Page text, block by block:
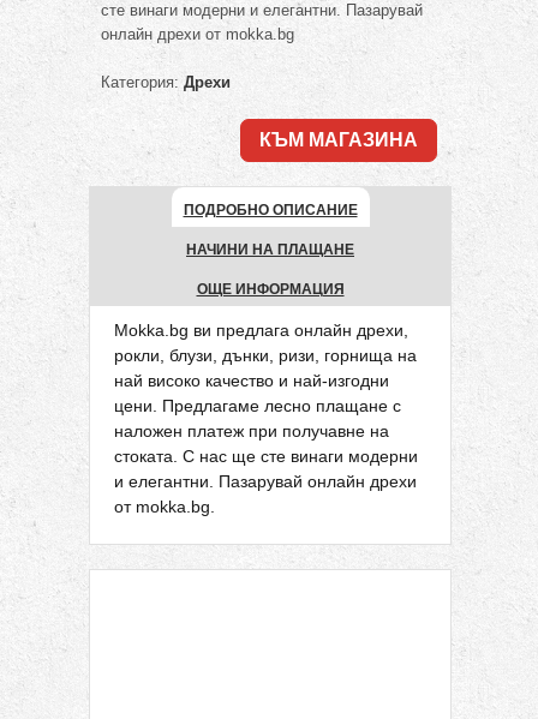
сте винаги модерни и елегантни. Пазарувай
онлайн дрехи от mokka.bg
Категория: Дрехи
КЪМ МАГАЗИНА
ПОДРОБНО ОПИСАНИЕ
НАЧИНИ НА ПЛАЩАНЕ
ОЩЕ ИНФОРМАЦИЯ
Mokka.bg ви предлага онлайн дрехи,
рокли, блузи, дънки, ризи, горнища на
най високо качество и най-изгодни
цени. Предлагаме лесно плащане с
наложен платеж при получавне на
стоката. С нас ще сте винаги модерни
и елегантни. Пазарувай онлайн дрехи
от mokka.bg.